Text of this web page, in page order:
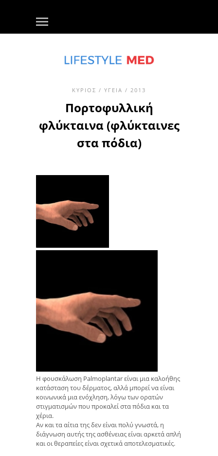
ΚΎΡΙΟΣ / ΥΓΕΊΑ / 2013
Πορτοφυλλική
φλύκταινα (φλύκταινες
στα πόδια)
Η φουσκάλωση Palmoplantar είναι μια καλοήθης
κατάσταση του δέρματος, αλλά μπορεί να είναι
κοινωνικά μια ενόχληση, λόγω των ορατών
στιγματισμών που προκαλεί στα πόδια και τα
χέρια.
Αν και τα αίτια της δεν είναι πολύ γνωστά, η
διάγνωση αυτής της ασθένειας είναι αρκετά απλή
και οι θεραπείες είναι σχετικά αποτελεσματικές.